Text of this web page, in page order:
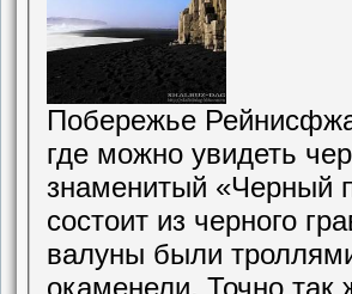
Побережье
где можно увидеть
знаменитый «Черный
состоит из черного
валуны были